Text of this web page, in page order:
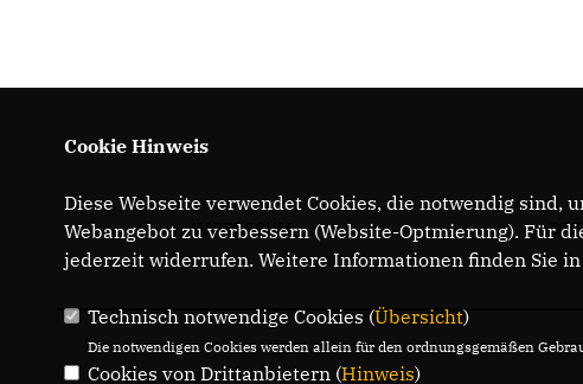
IMPRESSUM
Cookie Hinweis
Diese Webseite verwendet Cookies, die notwendig
Webangebot zu verbessern (Website-Optmierung). Für
jederzeit widerrufen. Weitere Informationen finden Sie
Technisch notwendige Cookies (Übersicht)
Die notwendigen Cookies werden allein für den ordnungsgemäßen
Cookies von Drittanbietern (Hinweis)